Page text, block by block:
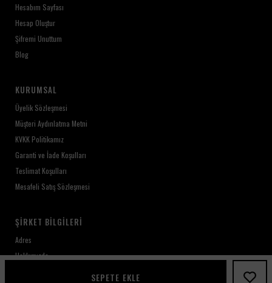
SEPETE EKLE
Hesabım Sayfası
Hesap Oluştur
Şifremi Unuttum
Blog
KURUMSAL
Üyelik Sözleşmesi
Müşteri Aydınlatma Metni
KVKK Politikamız
Garanti ve İade Koşulları
Teslimat Koşulları
Mesafeli Satış Sözleşmesi
ŞIRKET BILGILERI
Adres
Hakkımızda